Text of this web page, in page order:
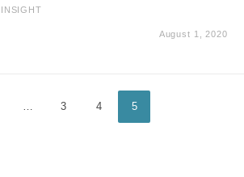
重啟最多10億美元回購 派息比率目標維持
August 1, 2020
… 3 4 5